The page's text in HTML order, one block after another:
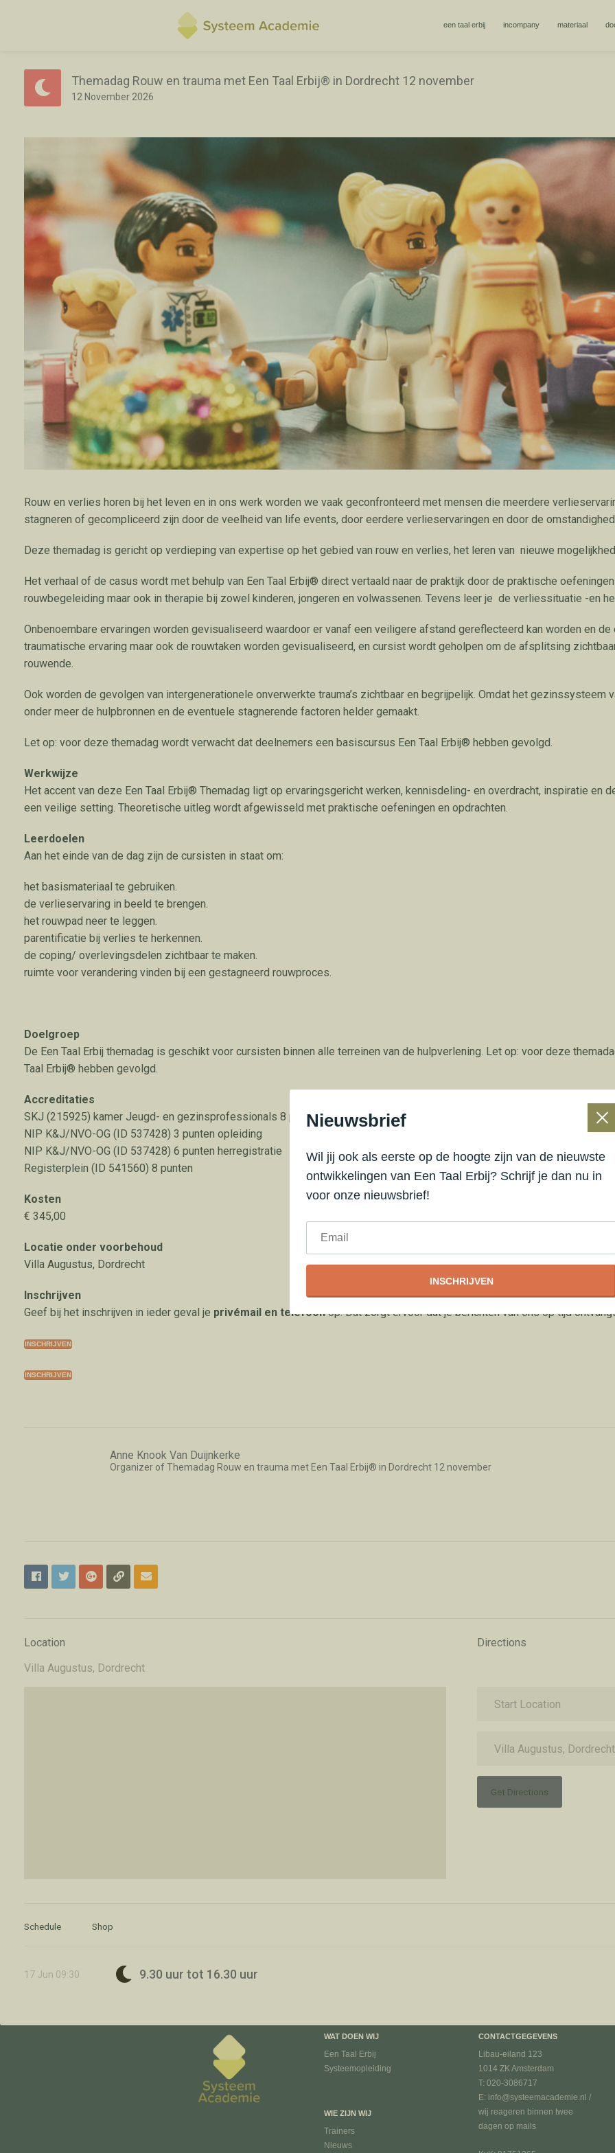
een taal erbij incompany materiaal
Themadag Rouw en trauma met Een Taal Erbij® in Dordrecht 12 november
12 November 2026
Rouw en verlies horen bij het leven en in ons werk worden we vaak geconfronteerd met mensen die meerdere
stagneren of gecompliceerd zijn door de veelheid van life events, door eerdere verlieservaringen en door de
Deze themadag is gericht op verdieping van expertise op het gebied van rouw en verlies, het leren van nieuwe
Het verhaal of de casus wordt met behulp van Een Taal Erbij® direct vertaald naar de praktijk door de praktische
rouwbegeleiding maar ook in therapie bij zowel kinderen, jongeren en volwassenen. Tevens leer je de verliessituatie -en
Onbenoembare ervaringen worden gevisualiseerd waardoor er vanaf een veiligere afstand gereflecteerd kan worden en
traumatische ervaring maar ook de rouwtaken worden gevisualiseerd, en cursist wordt geholpen om de afsplitsing
rouwende.
Ook worden de gevolgen van intergenerationele onverwerkte trauma’s zichtbaar en begrijpelijk. Omdat het
onder meer de hulpbronnen en de eventuele stagnerende factoren helder gemaakt.
Let op: voor deze themadag wordt verwacht dat deelnemers een basiscursus Een Taal Erbij® hebben gevolgd.
Werkwijze
Het accent van deze Een Taal Erbij® Themadag ligt op ervaringsgericht werken, kennisdeling- en overdracht, inspiratie en
een veilige setting. Theoretische uitleg wordt afgewisseld met praktische oefeningen en opdrachten.
Leerdoelen
Aan het einde van de dag zijn de cursisten in staat om:
het basismateriaal te gebruiken.
de verlieservaring in beeld te brengen.
het rouwpad neer te leggen.
parentificatie bij verlies te herkennen.
de coping/ overlevingsdelen zichtbaar te maken.
ruimte voor verandering vinden bij een gestagneerd rouwproces.
Doelgroep
De Een Taal Erbij themadag is geschikt voor cursisten binnen alle terreinen van de hulpverlening. Let op: voor deze
Taal Erbij® hebben gevolgd.
Accreditaties
SKJ (215925) kamer Jeugd- en gezinsprofessionals 8 punten
NIP K&J/NVO-OG (ID 537428) 3 punten opleiding
NIP K&J/NVO-OG (ID 537428) 6 punten herregistratie
Registerplein (ID 541560) 8 punten
Kosten
€ 345,00
Locatie onder voorbehoud
Villa Augustus, Dordrecht
Inschrijven
Geef bij het inschrijven in ieder geval je privémail en telefoonop. Dat zorgt ervoor dat je berichten van ons op tijd
INSCHRIJVEN
INSCHRIJVEN
Anne Knook Van Duijnkerke
Organizer of Themadag Rouw en trauma met Een Taal Erbij® in Dordrecht 12 november
Location
Villa Augustus, Dordrecht
Directions
Get Directions
Schedule Shop
17 Jun 09:30 9.30 uur tot 16.30 uur
Nieuwsbrief
Wil jij ook als eerste op de hoogte zijn van de nieuwste
ontwikkelingen van Een Taal Erbij? Schrijf je dan nu in
voor onze nieuwsbrief!
INSCHRIJVEN
WAT DOEN WIJ
Een Taal Erbij
Systeemopleiding
WIE ZIJN WIJ
Trainers
Nieuws
CONTACTGEGEVENS
Libau-eiland 123
1014 ZK Amsterdam
T: 020-3086717
E: info@systeemacademie.nl /
wij reageren binnen twee
dagen op mails